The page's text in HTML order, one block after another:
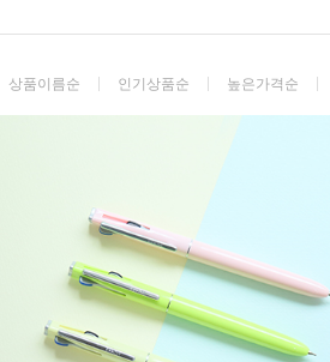
상품이름순 인기상품순 높은가격순